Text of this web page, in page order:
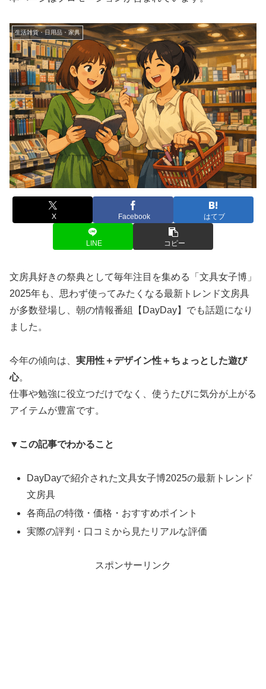
生活雑貨・日用品・家具
X Facebook はてブ
LINE コピー
文房具好きの祭典として毎年注目を集める「文具女子博」
2025年も、思わず使ってみたくなる最新トレンド文房具
が多数登場し、朝の情報番組【DayDay】でも話題になり
ました。
今年の傾向は、 実用性＋デザイン性＋ちょっとした遊び
心。
仕事や勉強に役立つだけでなく、使うたびに気分が上がる
アイテムが豊富です。
▼この記事でわかること
DayDayで紹介された文具女子博2025の最新トレンド
文房具
各商品の特徴・価格・おすすめポイント
実際の評判・口コミから見たリアルな評価
スポンサーリンク